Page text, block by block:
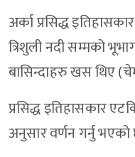
अर्का प्रसिद्ध
त्रिशुली नदी सम्मको
बासिन्दाहरु खस थिए
प्रसिद्ध इतिहासकार
अनुसार वर्णन गर्नु